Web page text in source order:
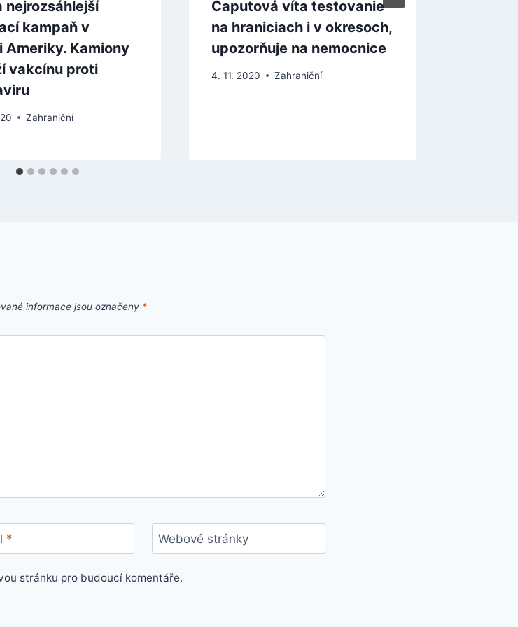
nejrozsáhlejší
kampaň v
Ameriky. Kamiony
vakcínu proti
Zahraniční
Čaputová víta testovanie
na hraniciach i v okresoch,
upozorňuje na nemocnice
4. 11. 2020 Zahraniční
informace jsou označeny *
* Webové stránky
stránku pro budoucí komentáře.